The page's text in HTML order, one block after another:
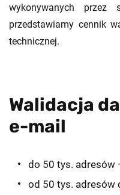
wykonywanych przez
przedstawiamy cennik
technicznej.
Walidacja
e-mail
do 50 tys. adresów
od 50 tys. adresów